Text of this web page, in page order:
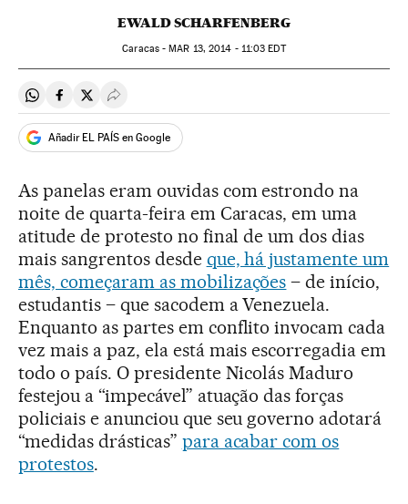
EWALD SCHARFENBERG
Caracas -MAR 13, 2014 - 11:03 EDT
Compartir en Whatsapp
Compartir en Facebook
Compartir en Twitter
Desplegar Redes Sociales
Añadir EL PAÍS en Google
As panelas eram ouvidas com estrondo na
noite de quarta-feira em Caracas, em uma
atitude de protesto no final de um dos dias
mais sangrentos desde que, há justamente um
mês, começaram as mobilizações – de início,
estudantis – que sacodem a Venezuela.
Enquanto as partes em conflito invocam cada
vez mais a paz, ela está mais escorregadia em
todo o país. O presidente Nicolás Maduro
festejou a “impecável” atuação das forças
policiais e anunciou que seu governo adotará
“medidas drásticas” para acabar com os
protestos.